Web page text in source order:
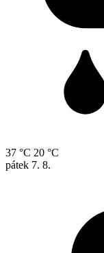
37 °C 20 °C
pátek 7. 8.